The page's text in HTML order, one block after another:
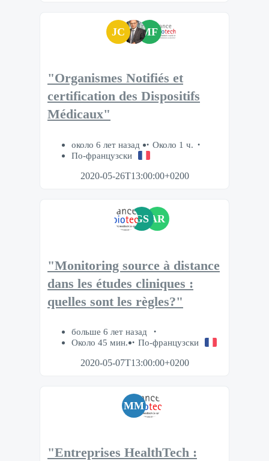
JC MF
"Organismes Notifiés et
certification des Dispositifs
Médicaux"
около 6 лет назад
Около 1 ч.
По-французски
2020-05-26T13:00:00+0200
GS AR
"Monitoring source à distance
dans les études cliniques :
quelles sont les règles?"
больше 6 лет назад
Около 45 мин.
По-французски
2020-05-07T13:00:00+0200
MM
"Entreprises HealthTech :